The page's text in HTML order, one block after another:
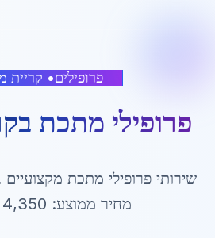
פרופילים• קריית
פרופילי מתכת ב
שירותיפרופילי מתכת מקצועיים
מחיר ממוצע: 4,350